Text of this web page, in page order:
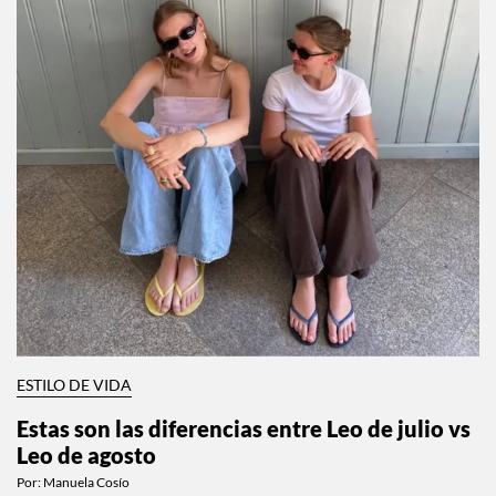
ESTILO DE VIDA
Estas son las diferencias entre Leo de julio vs
Leo de agosto
Por: Manuela Cosío